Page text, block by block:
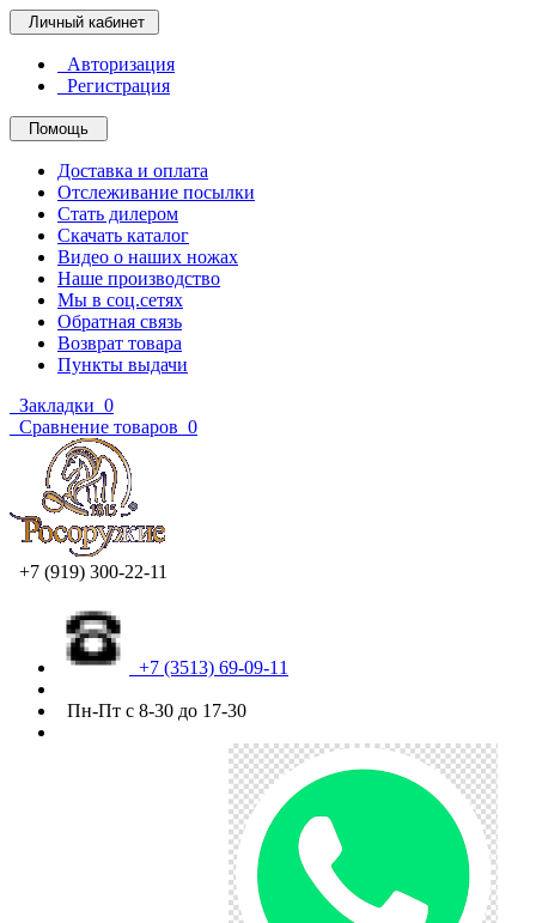
Личный кабинет
Авторизация
Регистрация
Помощь
Доставка и оплата
Отслеживание посылки
Стать дилером
Скачать каталог
Видео о наших ножах
Наше производство
Мы в соц.сетях
Обратная связь
Возврат товара
Пункты выдачи
Закладки 0
Сравнение товаров 0
+7 (919) 300-22-11
+7 (3513) 69-09-11
Пн-Пт с 8-30 до 17-30